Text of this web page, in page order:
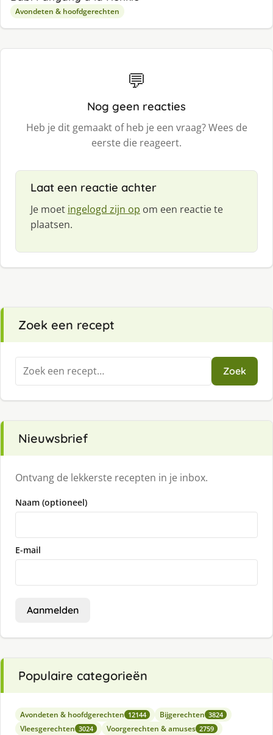
Avondeten & hoofdgerechten
💬
Nog geen reacties
Heb je dit gemaakt of heb je een vraag? Wees de
eerste die reageert.
Laat een reactie achter
Je moet ingelogd zijn op om een reactie te
plaatsen.
Zoek een recept
Zoeken
naar:
Zoek
Nieuwsbrief
Ontvang de lekkerste recepten in je inbox.
Naam (optioneel)
E-mail
Aanmelden
Populaire categorieën
Avondeten & hoofdgerechten 12144 Bijgerechten 3824
Vleesgerechten 3024 Voorgerechten & amuses 2759